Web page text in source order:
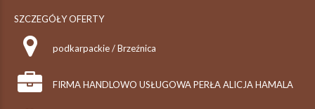
SZCZEGÓŁY OFERTY
podkarpackie / Brzeźnica
FIRMA HANDLOWO USŁUGOWA PERŁA ALICJA HAMALA